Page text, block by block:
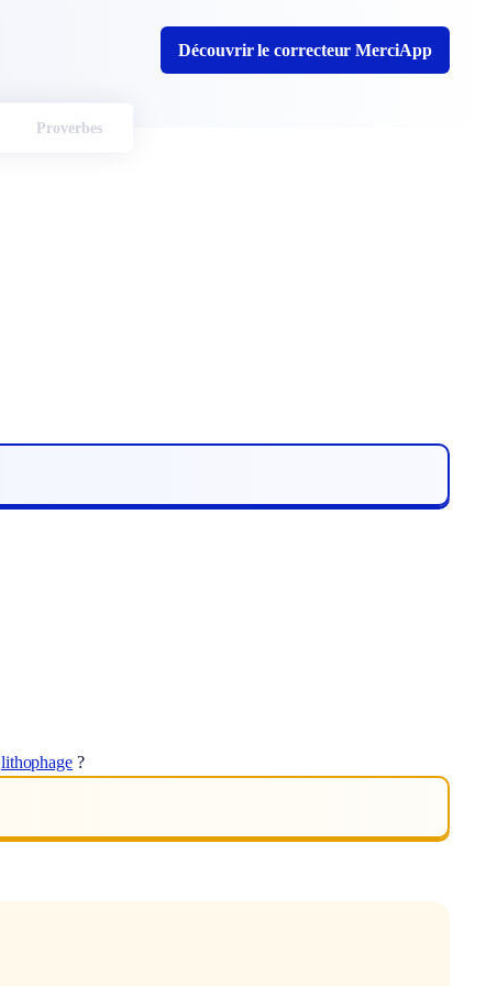
Découvrir le correcteur MerciApp
Proverbes
lithophage ?